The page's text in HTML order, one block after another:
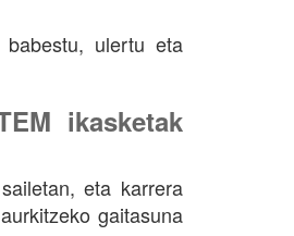
ulertu eta
ikasketak
eta karrera
gaitasuna